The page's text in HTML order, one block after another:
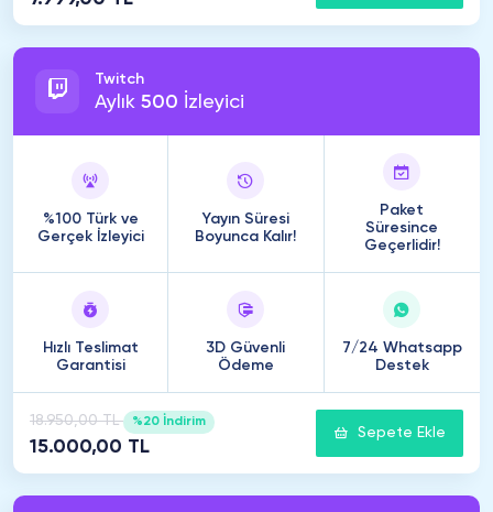
Twitch
Aylık 500 İzleyici
%100 Türk ve
Gerçek İzleyici
Yayın Süresi
Boyunca Kalır!
Paket
Süresince
Geçerlidir!
Hızlı Teslimat
Garantisi
3D Güvenli
Ödeme
7/24 Whatsapp
Destek
18.950,00 TL %20 İndirim
15.000,00 TL
Sepete Ekle